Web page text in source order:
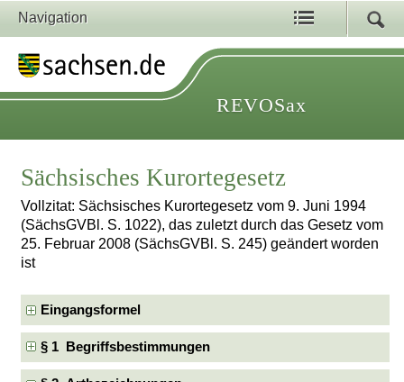
Navigation
REVOSax
Sächsisches Kurortegesetz
Vollzitat: Sächsisches Kurortegesetz vom 9. Juni 1994
(SächsGVBl. S. 1022), das zuletzt durch das Gesetz vom
25. Februar 2008 (SächsGVBl. S. 245) geändert worden
ist
Eingangsformel
§ 1 Begriffsbestimmungen